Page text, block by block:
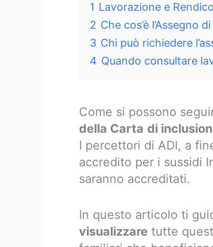
1 Lavorazione e
2 Che cos’è l’Assegno
3 Chi può richiedere
4 Quando consultare
Come si possono
della Carta di
I percettori di ADI, a
accredito per i sussidi
saranno accreditati.
In questo articolo ti
visualizzare tutte